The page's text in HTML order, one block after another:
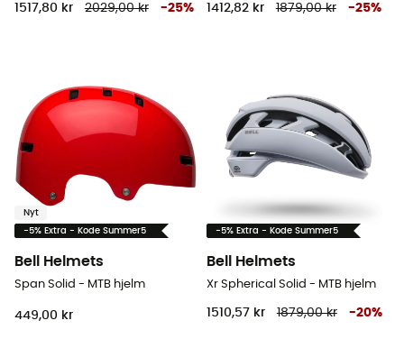
1517,80 kr 2029,00 kr -25% 1412,82 kr 1879,00 kr -25%
Nyt
-5% Extra - Kode Summer5
Bell Helmets
Span Solid - MTB hjelm
449,00 kr
-5% Extra - Kode Summer5
Bell Helmets
Xr Spherical Solid - MTB hjelm
1510,57 kr 1879,00 kr -20%